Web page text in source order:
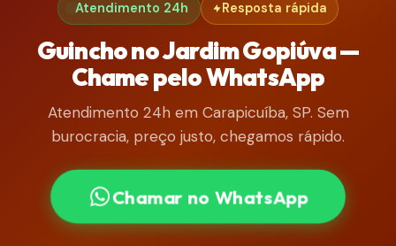
Atendimento 24h Resposta rápida
Guincho no Jardim Gopiúva —
Chame pelo WhatsApp
Atendimento 24h em Carapicuíba, SP. Sem
burocracia, preço justo, chegamos rápido.
Chamar no WhatsApp